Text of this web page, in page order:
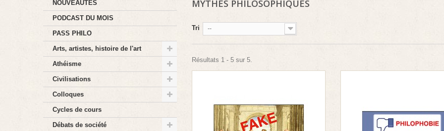
NOUVEAUTÉS
PODCAST DU MOIS
PASS PHILO
Arts, artistes, histoire de l'art
Athéisme
Civilisations
Colloques
Cycles de cours
Débats de société
MYTHES PHILOSOPHIQUES
Tri --
Résultats 1 - 5 sur 5.